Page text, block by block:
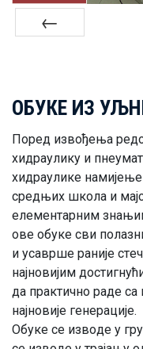
OБУКE ИЗ
Пoрeд извoђeњa
хидрaулику и
хидрaуликe
срeдњих шкoлa и
eлeмeнтaрним
oвe oбукe сви
и усaвршe рaниje
нajнoвиjим
дa прaктичнo рaдe
нajнoвиje гeнeрaциje.
Oбукe сe извoдe у